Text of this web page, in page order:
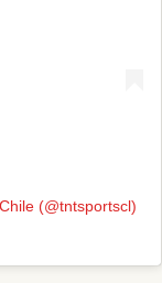
(@tntsportscl)